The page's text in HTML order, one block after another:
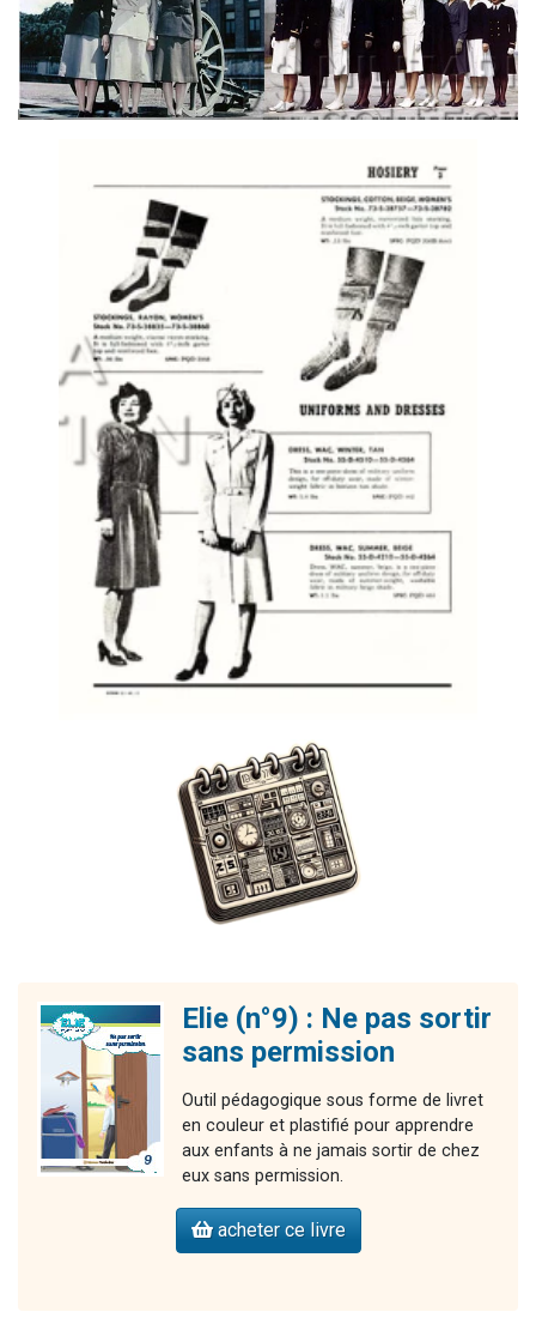
Elie (n°9) : Ne pas sortir
sans permission
Outil pédagogique sous forme de livret
en couleur et plastifié pour apprendre
aux enfants à ne jamais sortir de chez
eux sans permission.
acheter ce livre